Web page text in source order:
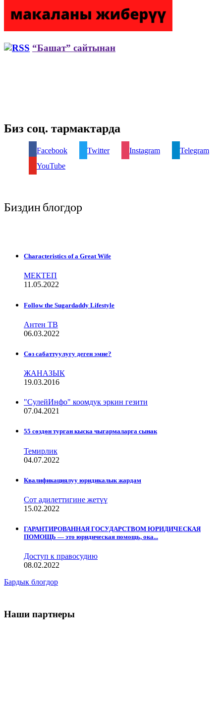
“Башат” сайтынан
Биз соц. тармактарда
Facebook Twitter Instagram
Telegram
YouTube
Биздин блогдор
Characteristics of a Great Wife
МЕКТЕП
11.05.2022
Follow the Sugardaddy Lifestyle
Антен ТВ
06.03.2022
Сѳз сабаттуулугу деген эмне?
ЖАНАЗЫК
19.03.2016
"СулейИнфо" коомдук эркин гезити
07.04.2021
55 сөздөн турган кыска чыгармаларга сынак
Темирлик
04.07.2022
Квалификациялуу юридикалык жардам
Сот адилеттигине жетүү
15.02.2022
ГАРАНТИРОВАННАЯ ГОСУДАРСТВОМ ЮРИДИЧЕСКАЯ
ПОМОЩЬ — это юридическая помощь, ока...
Доступ к правосудию
08.02.2022
Бардык блогдор
Наши партнеры